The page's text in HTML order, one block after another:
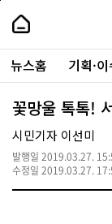
본
로
가
내
손
안
에
서
울
-
서
울
시
대
표
소
주
요
서
뉴스홈 기획·
꽃망울 톡톡!
시민기자 이선미
발행일 2019.03.27.
수정일 2019.03.27.
페
상
단
로